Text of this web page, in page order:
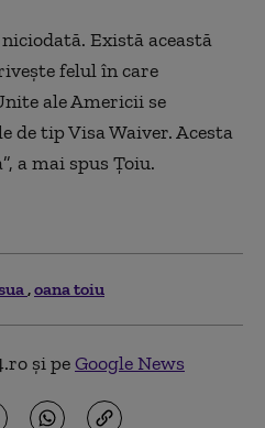
Există această
felul în care
ale Americii se
de tip Visa Waiver. Acesta
a mai spus Ţoiu.
oana toiu
și peGoogle News